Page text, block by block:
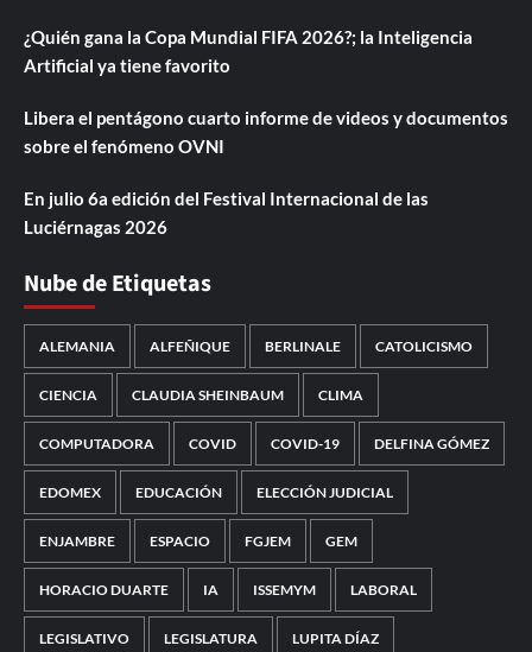
¿Quién gana la Copa Mundial FIFA 2026?; la Inteligencia
Artificial ya tiene favorito
Libera el pentágono cuarto informe de videos y documentos
sobre el fenómeno OVNI
En julio 6a edición del Festival Internacional de las
Luciérnagas 2026
Nube de Etiquetas
ALEMANIA ALFEÑIQUE BERLINALE CATOLICISMO
CIENCIA CLAUDIA SHEINBAUM CLIMA
COMPUTADORA COVID COVID-19 DELFINA GÓMEZ
EDOMEX EDUCACIÓN ELECCIÓN JUDICIAL
ENJAMBRE ESPACIO FGJEM GEM
HORACIO DUARTE IA ISSEMYM LABORAL
LEGISLATIVO LEGISLATURA LUPITA DÍAZ